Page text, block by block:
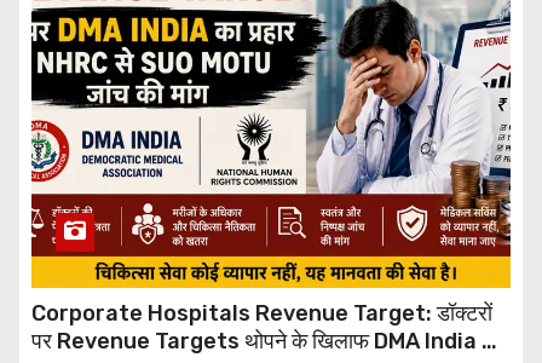
Corporate Hospitals Revenue Target: डॉक्टरों
पर Revenue Targets थोपने के खिलाफ DMA India का